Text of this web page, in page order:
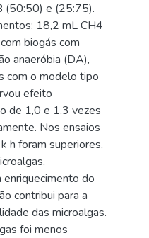
(50:50) e (25:75).
18,2 mL CH4
biogás com
anaeróbia (DA),
com o modelo tipo
efeito
de 1,0 e 1,3 vezes
Nos ensaios
h foram superiores,
do
contribui para a
das microalgas.
foi menos